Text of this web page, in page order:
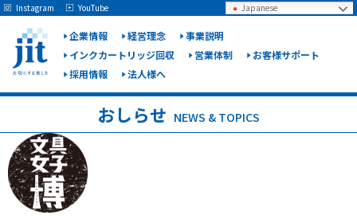
企業情報 経営理念
事業説明
インクカートリッジ回収
営業体制
お客様サポート
採用情報
法人様へ
Japanese
Instagram YouTube
おしらせ NEWS & TOPICS
May we use cookies to track your activities? We take your privacy very seriously.
Please see our privacy policy for details and any questions.YesNo